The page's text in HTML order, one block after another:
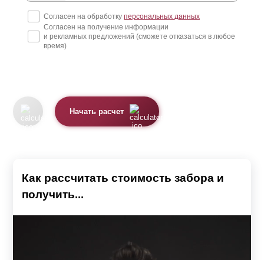
Согласен на обработку персональных данных
Согласен на получение информации
и рекламных предложений (сможете отказаться в любое
время)
Начать расчет
Как рассчитать стоимость забора и
получить...